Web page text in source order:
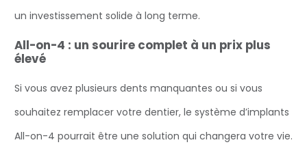
un investissement solide à long terme.
All-on-4 : un sourire complet à un prix plus
élevé
Si vous avez plusieurs dents manquantes ou si vous
souhaitez remplacer votre dentier, le système d’implants
All-on-4 pourrait être une solution qui changera votre vie.